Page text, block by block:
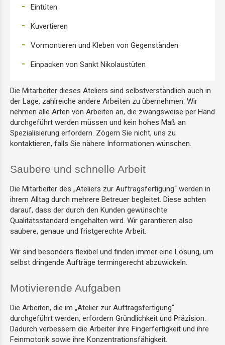
Eintüten
Kuvertieren
Vormontieren und Kleben von Gegenständen
Einpacken von Sankt Nikolaustüten
Die Mitarbeiter dieses Ateliers sind selbstverständlich auch in
der Lage, zahlreiche andere Arbeiten zu übernehmen. Wir
nehmen alle Arten von Arbeiten an, die zwangsweise per Hand
durchgeführt werden müssen und kein hohes Maß an
Spezialisierung erfordern. Zögern Sie nicht, uns zu
kontaktieren, falls Sie nähere Informationen wünschen.
Saubere und schnelle Arbeit
Die Mitarbeiter des „Ateliers zur Auftragsfertigung“ werden in
ihrem Alltag durch mehrere Betreuer begleitet. Diese achten
darauf, dass der durch den Kunden gewünschte
Qualitätsstandard eingehalten wird. Wir garantieren also
saubere, genaue und fristgerechte Arbeit.
Wir sind besonders flexibel und finden immer eine Lösung, um
selbst dringende Aufträge termingerecht abzuwickeln.
Motivierende Aufgaben
Die Arbeiten, die im „Atelier zur Auftragsfertigung“
durchgeführt werden, erfordern Gründlichkeit und Präzision.
Dadurch verbessern die Arbeiter ihre Fingerfertigkeit und ihre
Feinmotorik sowie ihre Konzentrationsfähigkeit.